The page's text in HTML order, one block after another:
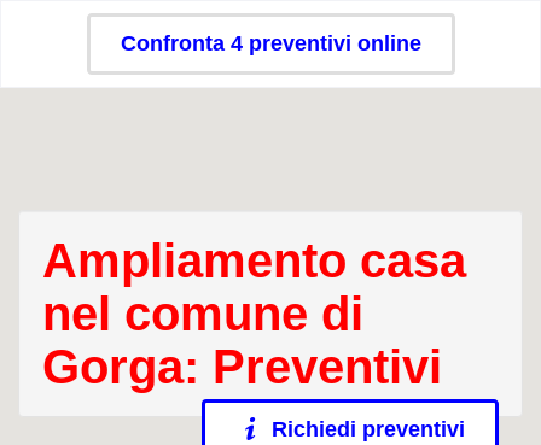
Confronta 4 preventivi online
Ampliamento casa
nel comune di
Gorga: Preventivi
Richiedi preventivi